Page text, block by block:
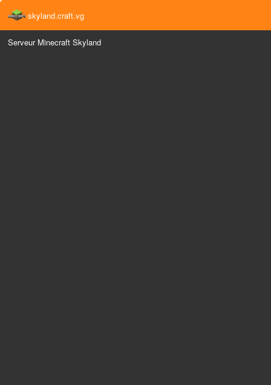
skyland.craft.vg
Serveur Minecraft Skyland